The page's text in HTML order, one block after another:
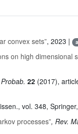
convex sets”, 2023 |
on high dimensional
22 (2017),
, vol. 348,
processes”, Rev.